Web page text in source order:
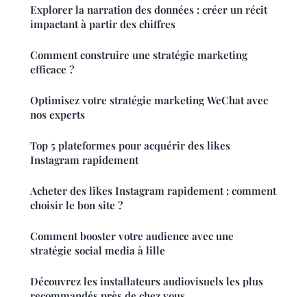
Explorer la narration des données : créer un récit
impactant à partir des chiffres
Comment construire une stratégie marketing
efficace ?
Optimisez votre stratégie marketing WeChat avec
nos experts
Top 5 plateformes pour acquérir des likes
Instagram rapidement
Acheter des likes Instagram rapidement : comment
choisir le bon site ?
Comment booster votre audience avec une
stratégie social media à lille
Découvrez les installateurs audiovisuels les plus